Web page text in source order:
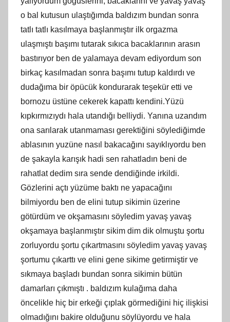
o bal kutusun ulaştığımda baldızım bundan sonra
tatlı tatlı kasılmaya başlanmıştır ilk orgazma
ulaşmıştı başımı tutarak sıkıca bacaklarının arasın
bastırıyor ben de yalamaya devam ediyordum son
birkaç kasılmadan sonra başımı tutup kaldırdı ve
dudağıma bir öpücük kondurarak teşekür etti ve
bornozu üstüne cekerek kapattı kendini.Yüzü
kıpkırmızıydı hala utandığı belliydi. Yanına uzandım
ona sarılarak utanmaması gerektiğini söylediğimde
ablasının yuzüne nasıl bakacağını sayıklıyordu ben
de şakayla karışık hadi sen rahatladın beni de
rahatlat dedim sıra sende dendiğinde irkildi.
Gözlerini açtı yüzüme baktı ne yapacağını
bilmiyordu ben de elini tutup sikimin üzerine
götürdüm ve okşamasını söyledim yavaş yavaş
okşamaya başlanmıştır sikim dim dik olmuştu şortu
zorluyordu şortu çıkartmasını söyledim yavaş yavaş
şortumu çıkarttı ve elini gene sikime getirmiştir ve
sıkmaya başladı bundan sonra sikimin bütün
damarları çıkmıştı . baldızım kulağıma daha
öncelikle hiç bir erkeği çıplak görmediğini hiç ilişkisi
olmadığını bakire olduğunu söylüyordu ve hala